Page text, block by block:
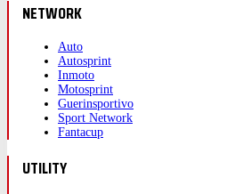
NETWORK
Auto
Autosprint
Inmoto
Motosprint
Guerinsportivo
Sport Network
Fantacup
UTILITY